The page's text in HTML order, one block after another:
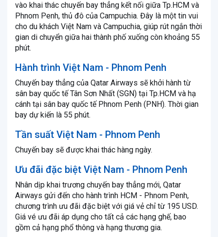
vào khai thác chuyến bay thẳng kết nối giữa Tp.HCM và
Phnom Penh, thủ đô của Campuchia. Đây là một tin vui
cho du khách Việt Nam và Campuchia, giúp rút ngắn thời
gian di chuyển giữa hai thành phố xuống còn khoảng 55
phút.
Hành trình Việt Nam - Phnom Penh
Chuyến bay thẳng của Qatar Airways sẽ khởi hành từ
sân bay quốc tế Tân Sơn Nhất (SGN) tại Tp.HCM và hạ
cánh tại sân bay quốc tế Phnom Penh (PNH). Thời gian
bay dự kiến là 55 phút.
Tần suất Việt Nam - Phnom Penh
Chuyến bay sẽ được khai thác hàng ngày.
Ưu đãi đặc biệt Việt Nam - Phnom Penh
Nhân dịp khai trương chuyến bay thẳng mới, Qatar
Airways gửi đến cho hành trình HCM - Phnom Penh,
chương trình ưu đãi đặc biệt với giá vẻ chỉ từ 195 USD.
Giá vé ưu đãi áp dụng cho tất cả các hạng ghế, bao
gồm cả hạng phổ thông và hạng thương gia.